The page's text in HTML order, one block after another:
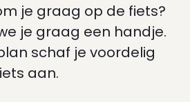
je graag op de fiets?
je graag een handje.
schaf je voordelig
aan.